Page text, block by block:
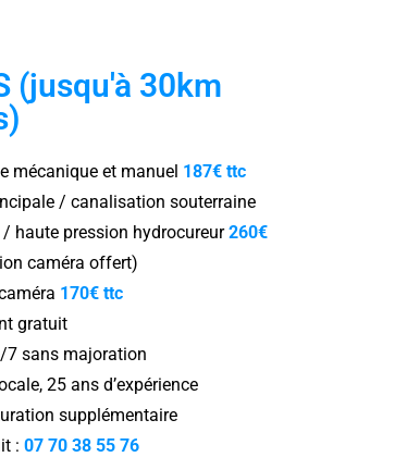
(jusqu'à 30km
mécanique et manuel 187€ ttc
/ canalisation souterraine
haute pression hydrocureur260€
caméra offert)
170€ ttc
gratuit
7 sans majoration
25 ans d’expérience
supplémentaire
: 07 70 38 55 76